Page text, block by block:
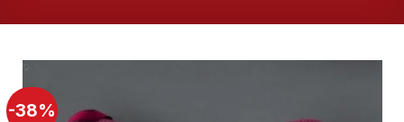
-38%